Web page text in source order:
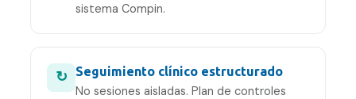
sistema Compin.
↻
Seguimiento clínico estructurado
No sesiones aisladas. Plan de controles